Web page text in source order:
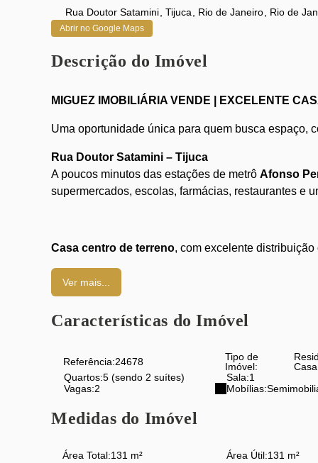
Rua Doutor Satamini Tijuca Rio de Janeiro Rio de
Abrir no Google Maps
Descrição do Imóvel
MIGUEZ IMOBILIÁRIA VENDE | EXCELENTE
Uma oportunidade única para quem busca espaço,
Rua Doutor Satamini – Tijuca
A poucos minutos das estações de metrô Afonso
supermercados, escolas, farmácias, restaurantes e
Casa centro de terreno, com excelente
Portão automático e vaga para
Saleta e ampla sala em
Banheiro social
Cozinha com armários
Banheiro de serviço
Quarto de serviço enorme
Ampla área externa, ideal para receber amigos e
Uma casa que reúne conforto, espaço e
Ver mais...
Características do Imóvel
Referência:24678
Tipo de
Imóvel:
Casa
Quartos:5 (sendo 2 suítes) Sala:1
Vagas:2 Mobílias:
Medidas do Imóvel
Área Total:131 m² Área Útil:131 m²